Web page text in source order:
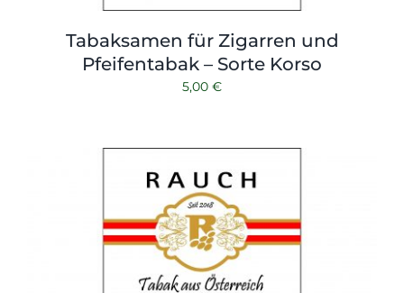
Tabaksamen für Zigarren und
Pfeifentabak – Sorte Korso
5,00 €